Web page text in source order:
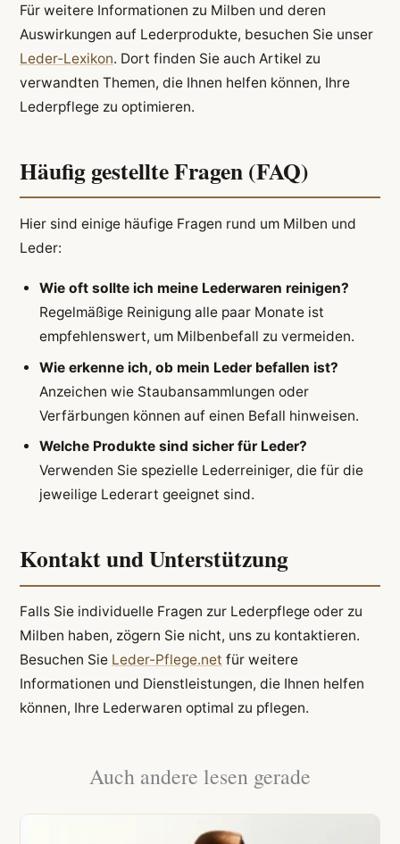
Für weitere Informationen zu Milben und deren
Auswirkungen auf Lederprodukte, besuchen Sie unser
Leder-Lexikon. Dort finden Sie auch Artikel zu
verwandten Themen, die Ihnen helfen können, Ihre
Lederpflege zu optimieren.
Häufig gestellte Fragen (FAQ)
Hier sind einige häufige Fragen rund um Milben und
Leder:
Wie oft sollte ich meine Lederwaren reinigen?
Regelmäßige Reinigung alle paar Monate ist
empfehlenswert, um Milbenbefall zu vermeiden.
Wie erkenne ich, ob mein Leder befallen ist?
Anzeichen wie Staubansammlungen oder
Verfärbungen können auf einen Befall hinweisen.
Welche Produkte sind sicher für Leder?
Verwenden Sie spezielle Lederreiniger, die für die
jeweilige Lederart geeignet sind.
Kontakt und Unterstützung
Falls Sie individuelle Fragen zur Lederpflege oder zu
Milben haben, zögern Sie nicht, uns zu kontaktieren.
Besuchen Sie Leder-Pflege.net für weitere
Informationen und Dienstleistungen, die Ihnen helfen
können, Ihre Lederwaren optimal zu pflegen.
Auch andere lesen gerade